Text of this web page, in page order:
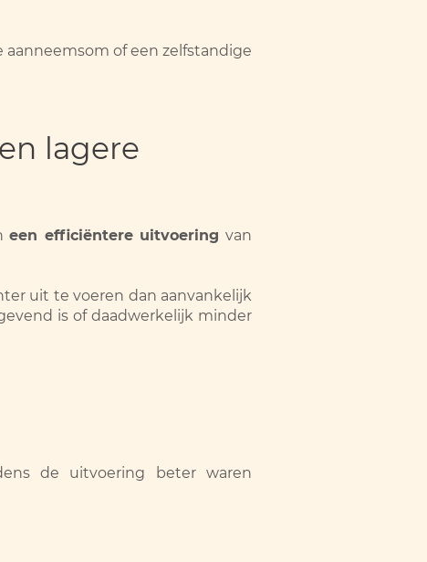
of een zelfstandige
lagere
een efficiëntere uitvoering van
uit te voeren dan aanvankelijk
is of daadwerkelijk minder
de uitvoering beter waren